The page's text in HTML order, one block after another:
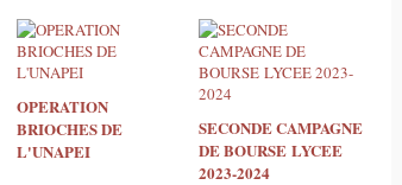
OPERATION
BRIOCHES DE
L'UNAPEI
SECONDE CAMPAGNE
DE BOURSE LYCEE
2023-2024